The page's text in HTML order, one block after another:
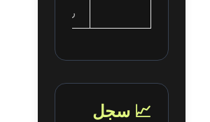
ريتشارليسون
📈 سجل